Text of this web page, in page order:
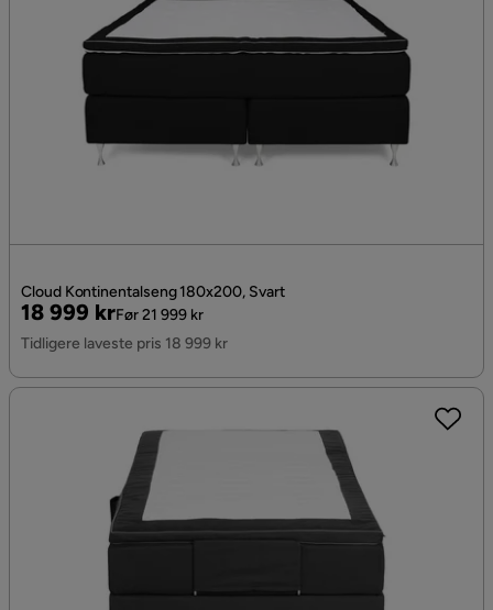
Cloud Kontinentalseng 180x200, Svart
Pris
18 999 kr
Original
Pris
Før 21 999 kr
Tidligere laveste pris 18 999 kr